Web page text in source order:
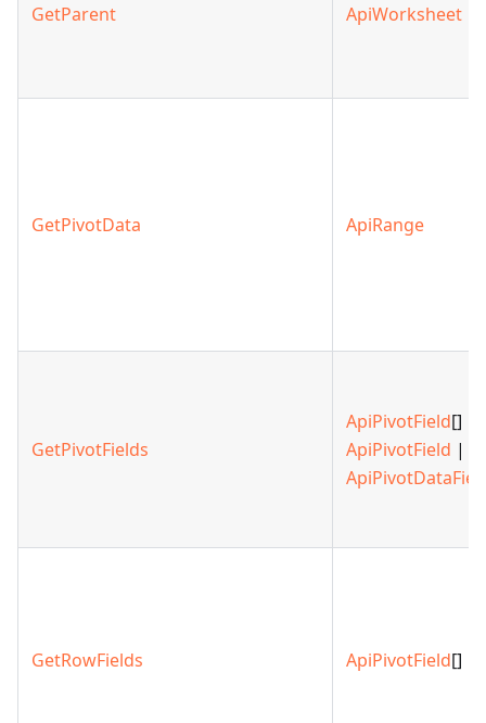
GetParent ApiWorksheet
GetPivotData ApiRange
GetPivotFields
ApiPivotField[] |
ApiPivotField |
GetRowFields ApiPivotField[]